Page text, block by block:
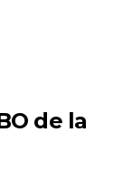
de la